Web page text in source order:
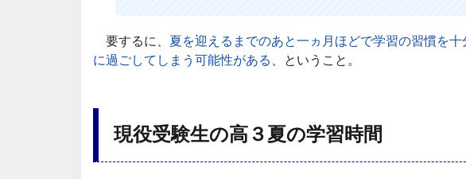
要するに、 夏を迎えるまでのあと一ヵ月ほどで学習の習慣を
に過ごしてしまう可能性がある
、ということ。
現役受験生の高３夏の学習時間